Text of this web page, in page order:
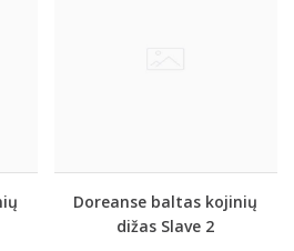
Doreanse baltas kojinių
dižas Slave 2